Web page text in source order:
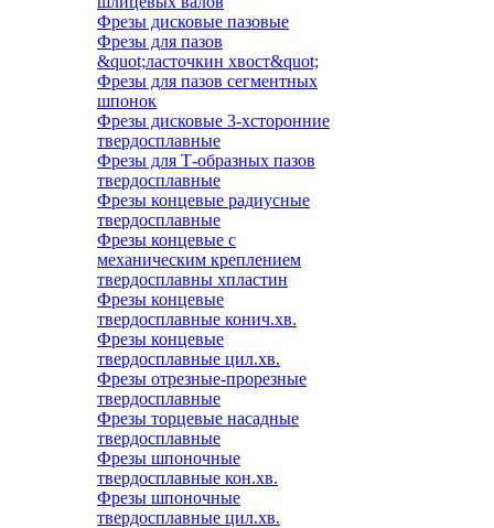
Фрезы дисковые пазовые
Фрезы для пазов
&quot;ласточкин хвост&quot;
Фрезы для пазов сегментных
шпонок
Фрезы дисковые 3-хсторонние
твердосплавные
Фрезы для Т-образных пазов
твердосплавные
Фрезы концевые радиусные
твердосплавные
Фрезы концевые с
механическим креплением
твердосплавны хпластин
Фрезы концевые
твердосплавные конич.хв.
Фрезы концевые
твердосплавные цил.хв.
Фрезы отрезные-прорезные
твердосплавные
Фрезы торцевые насадные
твердосплавные
Фрезы шпоночные
твердосплавные кон.хв.
Фрезы шпоночные
твердосплавные цил.хв.